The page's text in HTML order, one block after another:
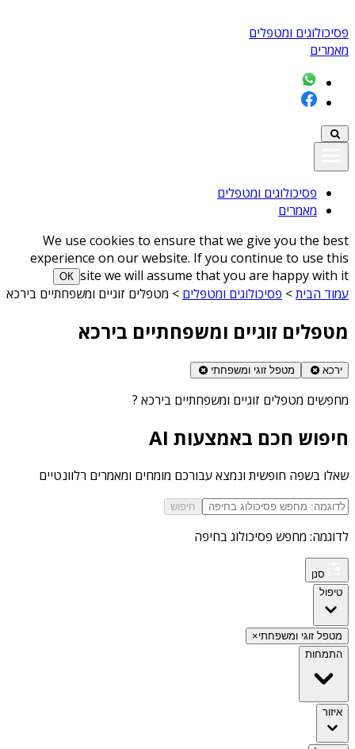
פסיכולוגים ומטפלים
מאמרים
פסיכולוגים ומטפלים
מאמרים
We use cookies to ensure that we give you the best
experience on our website. If you continue to use this
site we will assume that you are happy with it
ОК
עמוד הבית> פסיכולוגים ומטפלים > מטפלים זוגיים ומשפחתיים בירכא
מטפלים זוגיים ומשפחתיים בירכא
ירכא מטפל זוגי ומשפחתי
מחפשים מטפלים זוגיים ומשפחתיים בירכא ?
חיפוש חכם באמצעות AI
שאלו בשפה חופשית ונמצא עבורכם מומחים ומאמרים רלוונטיים
חיפוש
לדוגמה: מחפש פסיכולוג בחיפה
סנן
טיפול
מטפל זוגי ומשפחתי×
התמחות
איזור